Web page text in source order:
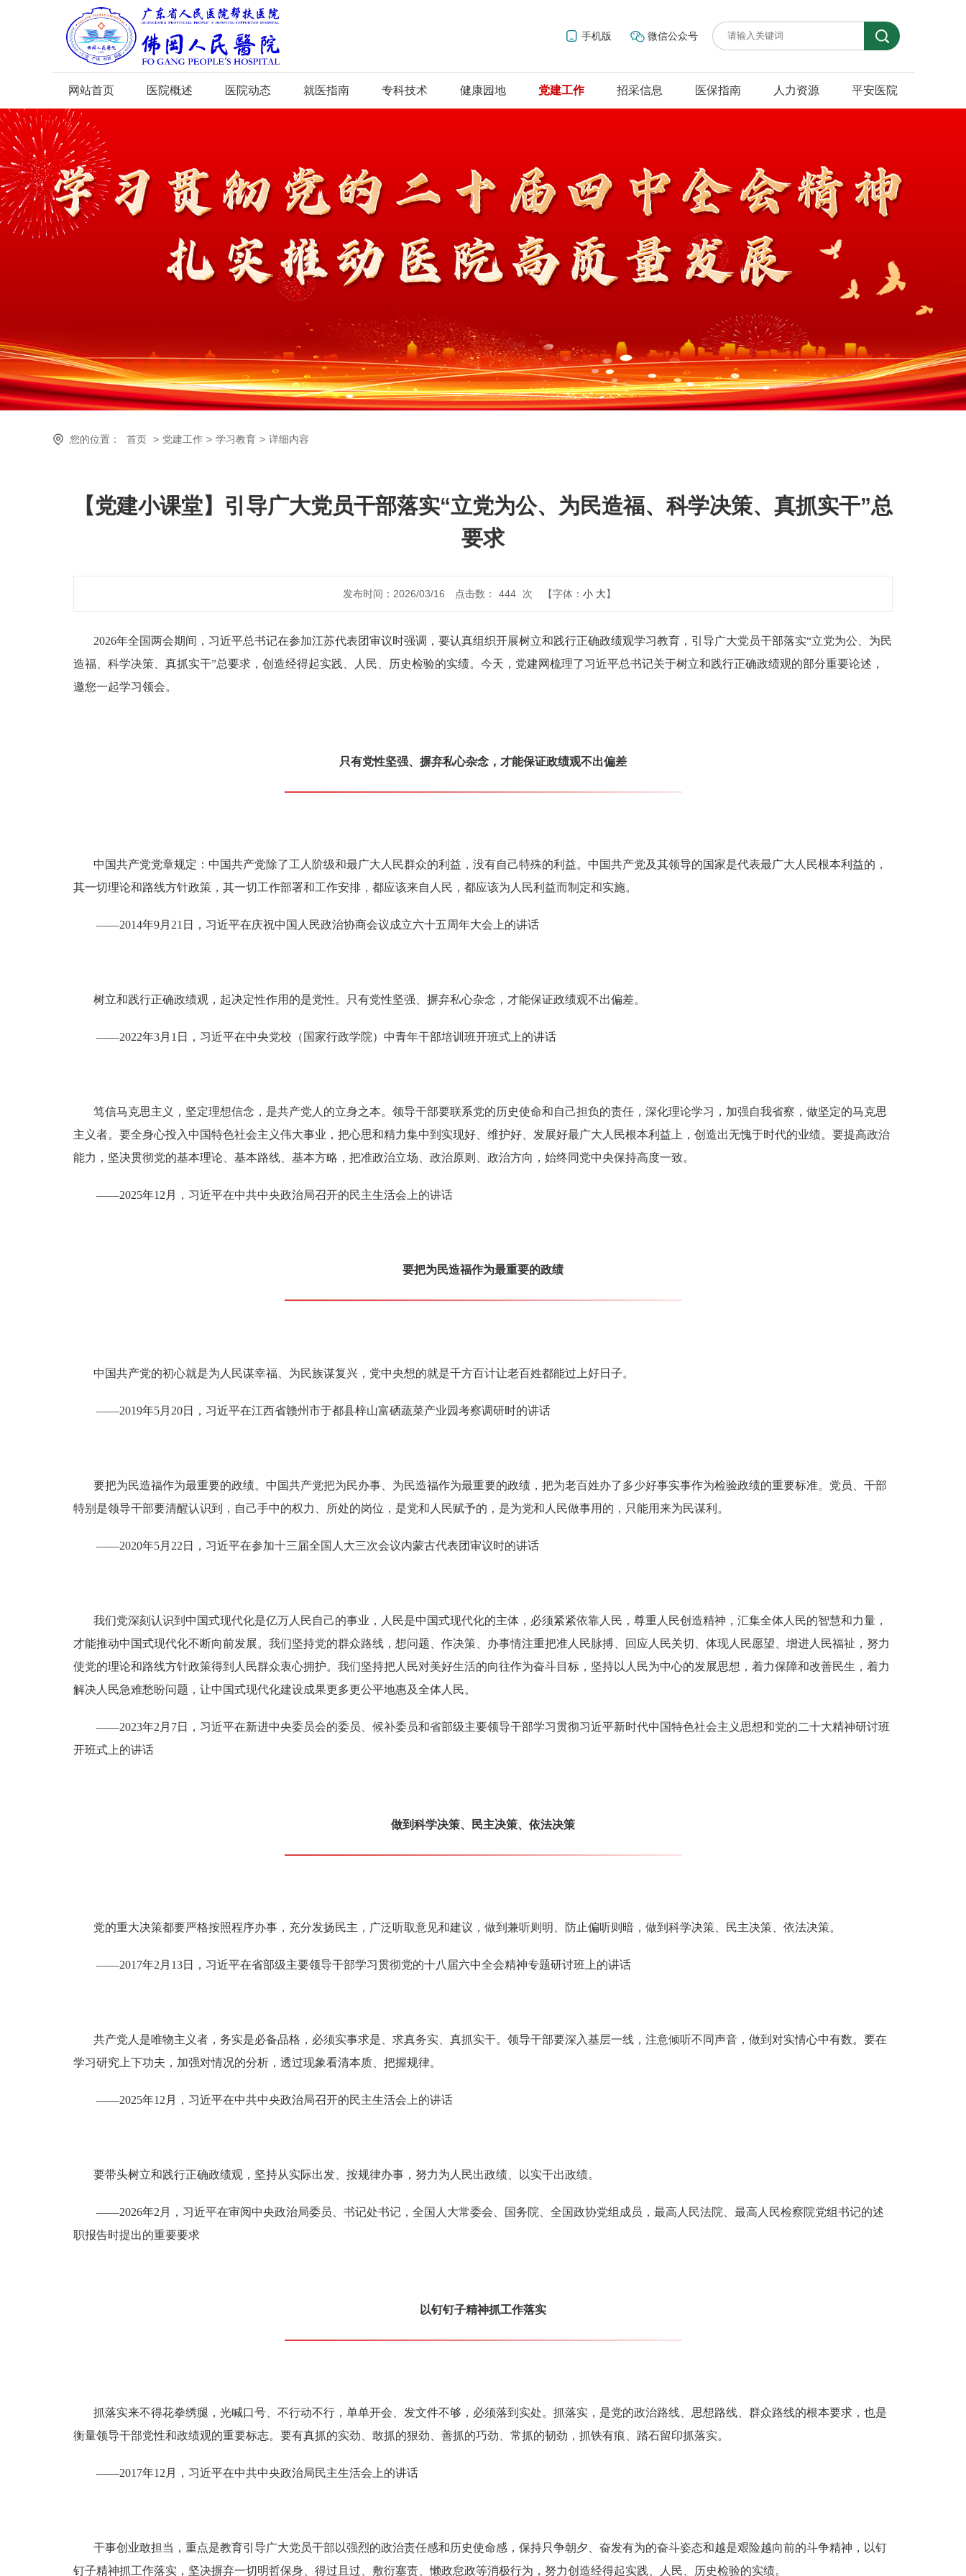
手机版 微信公众号
网站首页 医院概述 医院动态 就医指南 专科技术 健康园地 党建工作 招采信息 医保指南 人力资源 平安医院
您的位置： 首页 > 党建工作 > 学习教育 > 详细内容
【党建小课堂】引导广大党员干部落实“立党为公、为民造福、科学决策、真抓实干”总
要求
发布时间：2026/03/16 点击数： 444 次 【字体： 小 大】
2026年全国两会期间，习近平总书记在参加江苏代表团审议时强调，要认真组织开展树立和践行正确政绩观学习教育，引导广大党员干部落实“立党为公、为民
造福、科学决策、真抓实干”总要求，创造经得起实践、人民、历史检验的实绩。今天， 党建网梳理了习近平总书记关于树立和践行正确政绩观的部分重要论述，
邀您一起学习领会。
只有党性坚强、摒弃私心杂念，才能保证政绩观不出偏差
中国共产党党章规定：中国共产党除了工人阶级和最广大人民群众的利益，没有自己特殊的利益。中国共产党及其领导的国家是代表最广大人民根本利益的，
其一切理论和路线方针政策，其一切工作部署和工作安排，都应该来自人民，都应该为人民利益而制定和实施。
——2014年9月21日，习近平在庆祝中国人民政治协商会议成立六十五周年大会上的讲话
树立和践行正确政绩观，起决定性作用的是党性。只有党性坚强、摒弃私心杂念，才能保证政绩观不出偏差。
——2022年3月1日，习近平在中央党校（国家行政学院）中青年干部培训班开班式上的讲话
笃信马克思主义，坚定理想信念，是共产党人的立身之本。领导干部要联系党的历史使命和自己担负的责任，深化理论学习，加强自我省察，做坚定的马克思
主义者。要全身心投入中国特色社会主义伟大事业，把心思和精力集中到实现好、维护好、发展好最广大人民根本利益上，创造出无愧于时代的业绩。要提高政治
能力，坚决贯彻党的基本理论、基本路线、基本方略，把准政治立场、政治原则、政治方向，始终同党中央保持高度一致。
——2025年12月，习近平在中共中央政治局召开的民主生活会上的讲话
要把为民造福作为最重要的政绩
中国共产党的初心就是为人民谋幸福、为民族谋复兴，党中央想的就是千方百计让老百姓都能过上好日子。
——2019年5月20日，习近平在江西省赣州市于都县梓山富硒蔬菜产业园考察调研时的讲话
要把为民造福作为最重要的政绩。中国共产党把为民办事、为民造福作为最重要的政绩，把为老百姓办了多少好事实事作为检验政绩的重要标准。党员、干部
特别是领导干部要清醒认识到，自己手中的权力、所处的岗位，是党和人民赋予的，是为党和人民做事用的，只能用来为民谋利。
——2020年5月22日，习近平在参加十三届全国人大三次会议内蒙古代表团审议时的讲话
我们党深刻认识到中国式现代化是亿万人民自己的事业，人民是中国式现代化的主体，必须紧紧依靠人民，尊重人民创造精神，汇集全体人民的智慧和力量，
才能推动中国式现代化不断向前发展。我们坚持党的群众路线，想问题、作决策、办事情注重把准人民脉搏、回应人民关切、体现人民愿望、增进人民福祉，努力
使党的理论和路线方针政策得到人民群众衷心拥护。我们坚持把人民对美好生活的向往作为奋斗目标，坚持以人民为中心的发展思想，着力保障和改善民生，着力
解决人民急难愁盼问题，让中国式现代化建设成果更多更公平地惠及全体人民。
——2023年2月7日，习近平在新进中央委员会的委员、候补委员和省部级主要领导干部学习贯彻习近平新时代中国特色社会主义思想和党的二十大精神研讨班
开班式上的讲话
做到科学决策、民主决策、依法决策
党的重大决策都要严格按照程序办事，充分发扬民主，广泛听取意见和建议，做到兼听则明、防止偏听则暗，做到科学决策、民主决策、依法决策。
——2017年2月13日，习近平在省部级主要领导干部学习贯彻党的十八届六中全会精神专题研讨班上的讲话
共产党人是唯物主义者，务实是必备品格，必须实事求是、求真务实、真抓实干。领导干部要深入基层一线，注意倾听不同声音，做到对实情心中有数。要在
学习研究上下功夫，加强对情况的分析，透过现象看清本质、把握规律。
——2025年12月，习近平在中共中央政治局召开的民主生活会上的讲话
要带头树立和践行正确政绩观，坚持从实际出发、按规律办事，努力为人民出政绩、以实干出政绩。
——2026年2月，习近平在审阅中央政治局委员、书记处书记，全国人大常委会、国务院、全国政协党组成员，最高人民法院、最高人民检察院党组书记的述
职报告时提出的重要要求
以钉钉子精神抓工作落实
抓落实来不得花拳绣腿，光喊口号、不行动不行，单单开会、发文件不够，必须落到实处。抓落实，是党的政治路线、思想路线、群众路线的根本要求，也是
衡量领导干部党性和政绩观的重要标志。要有真抓的实劲、敢抓的狠劲、善抓的巧劲、常抓的韧劲，抓铁有痕、踏石留印抓落实。
——2017年12月，习近平在中共中央政治局民主生活会上的讲话
干事创业敢担当，重点是教育引导广大党员干部以强烈的政治责任感和历史使命感，保持只争朝夕、奋发有为的奋斗姿态和越是艰险越向前的斗争精神，以钉
钉子精神抓工作落实，坚决摒弃一切明哲保身、得过且过、敷衍塞责、懒政怠政等消极行为，努力创造经得起实践、人民、历史检验的实绩。